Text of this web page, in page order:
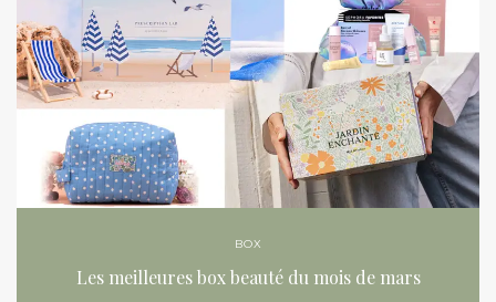
BOX
Les meilleures box beauté du mois de mars